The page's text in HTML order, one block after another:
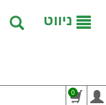
ניווט
0